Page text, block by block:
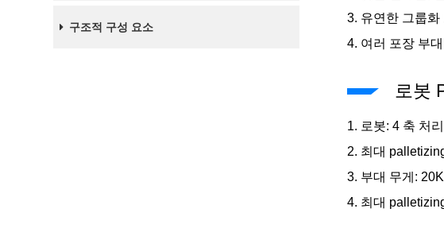
구조적 구성 요소
3. 유연한 그룹
4. 여러 포장 부
로봇
1. 로봇: 4 축 처
2. 최대
3. 부대 무게:
4. 최대